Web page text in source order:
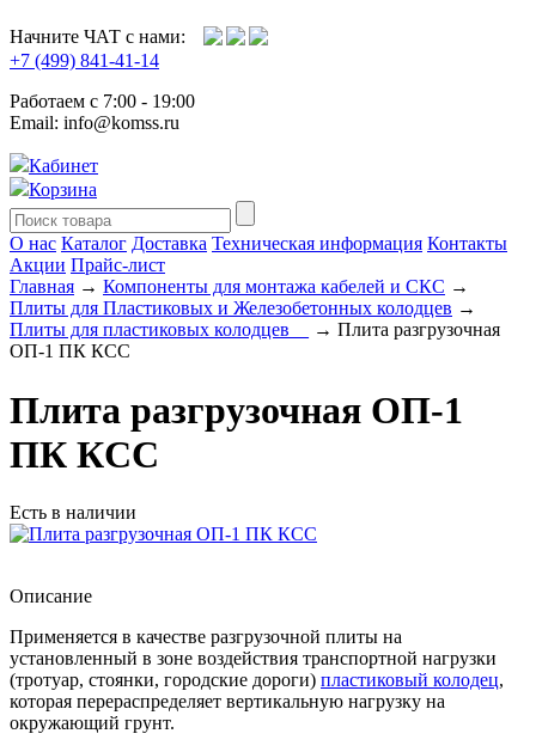
Начните ЧАТ с нами:
+7 (499) 841-41-14
Работаем с 7:00 - 19:00
Email: info@komss.ru
Кабинет
Корзина
О нас Каталог Доставка Техническая информация Контакты
Акции Прайс-лист
Главная → Компоненты для монтажа кабелей и СКС →
Плиты для Пластиковых и Железобетонных колодцев →
Плиты для пластиковых колодцев__
→ Плита разгрузочная
ОП-1 ПК КCC
Плита разгрузочная ОП-1
ПК КCC
Есть в наличии
Описание
Применяется в качестве разгрузочной плиты на
установленный в зоне воздействия транспортной нагрузки
(тротуар, стоянки, городские дороги) пластиковый колодец,
которая перераспределяет вертикальную нагрузку на
окружающий грунт.